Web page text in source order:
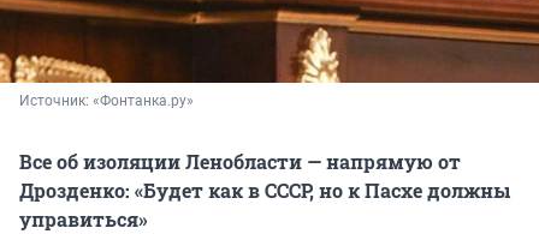
Источник: «Фонтанка.ру»
Все об изоляции Ленобласти — напрямую от
Дрозденко: «Будет как в СССР, но к Пасхе должны
управиться»